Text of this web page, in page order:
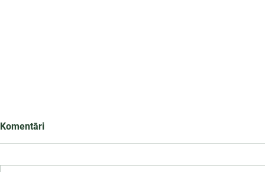
Komentāri